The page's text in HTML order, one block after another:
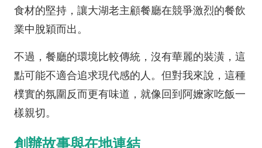
食材的堅持，讓大湖老主顧餐廳在競爭激烈的餐飲
業中脫穎而出。
不過，餐廳的環境比較傳統，沒有華麗的裝潢，這
點可能不適合追求現代感的人。但對我來說，這種
樸實的氛圍反而更有味道，就像回到阿嬤家吃飯一
樣親切。
創辦故事與在地連結